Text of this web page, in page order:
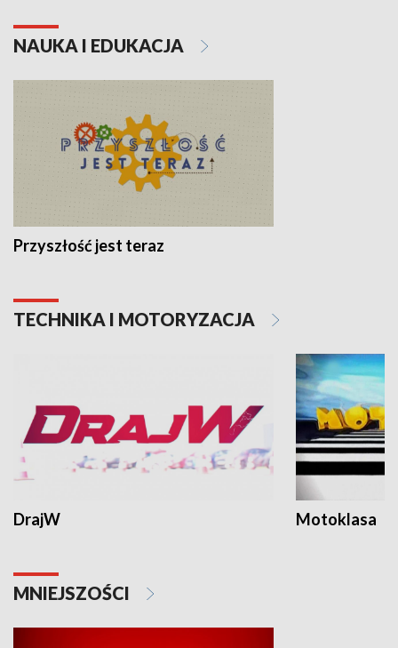
NAUKA I EDUKACJA
Przyszłość jest teraz
TECHNIKA I MOTORYZACJA
DrajW Motoklasa
MNIEJSZOŚCI